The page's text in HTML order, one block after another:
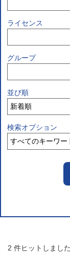
ライセンス
グループ
並び順
検索オプション
2 件ヒットしまし